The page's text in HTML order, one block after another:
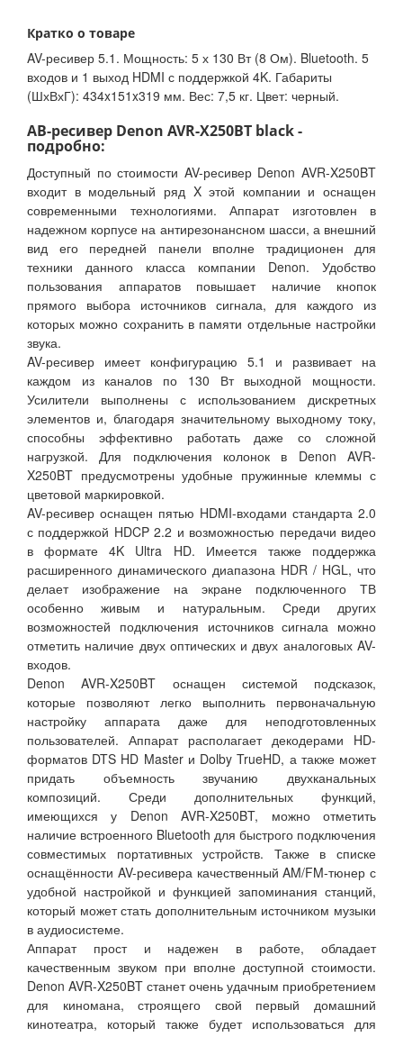
Кратко о товаре
AV-ресивер 5.1. Мощность: 5 х 130 Вт (8 Ом). Bluetooth. 5
входов и 1 выход HDMI с поддержкой 4K. Габариты
(ШхВхГ): 434x151x319 мм. Вес: 7,5 кг. Цвет: черный.
АВ-ресивер Denon AVR-X250BT black -
подробно:
Доступный по стоимости AV-ресивер Denon AVR-X250BT
входит в модельный ряд X этой компании и оснащен
современными технологиями. Аппарат изготовлен в
надежном корпусе на антирезонансном шасси, а внешний
вид его передней панели вполне традиционен для
техники данного класса компании Denon. Удобство
пользования аппаратов повышает наличие кнопок
прямого выбора источников сигнала, для каждого из
которых можно сохранить в памяти отдельные настройки
звука.
AV-ресивер имеет конфигурацию 5.1 и развивает на
каждом из каналов по 130 Вт выходной мощности.
Усилители выполнены с использованием дискретных
элементов и, благодаря значительному выходному току,
способны эффективно работать даже со сложной
нагрузкой. Для подключения колонок в Denon AVR-
X250BT предусмотрены удобные пружинные клеммы с
цветовой маркировкой.
AV-ресивер оснащен пятью HDMI-входами стандарта 2.0
с поддержкой HDCP 2.2 и возможностью передачи видео
в формате 4K Ultra HD. Имеется также поддержка
расширенного динамического диапазона HDR / HGL, что
делает изображение на экране подключенного ТВ
особенно живым и натуральным. Среди других
возможностей подключения источников сигнала можно
отметить наличие двух оптических и двух аналоговых AV-
входов.
Denon AVR-X250BT оснащен системой подсказок,
которые позволяют легко выполнить первоначальную
настройку аппарата даже для неподготовленных
пользователей. Аппарат располагает декодерами HD-
форматов DTS HD Master и Dolby TrueHD, а также может
придать объемность звучанию двухканальных
композиций. Среди дополнительных функций,
имеющихся у Denon AVR-X250BT, можно отметить
наличие встроенного Bluetooth для быстрого подключения
совместимых портативных устройств. Также в списке
оснащённости AV-ресивера качественный AM/FM-тюнер с
удобной настройкой и функцией запоминания станций,
который может стать дополнительным источником музыки
в аудиосистеме.
Аппарат прост и надежен в работе, обладает
качественным звуком при вполне доступной стоимости.
Denon AVR-X250BT станет очень удачным приобретением
для киномана, строящего свой первый домашний
кинотеатра, который также будет использоваться для